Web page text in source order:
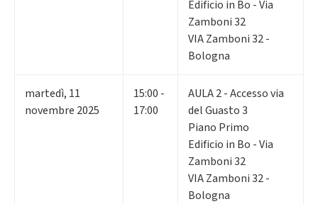
Edificio in Bo - Via
Zamboni 32
VIA Zamboni 32 -
Bologna
martedì, 11
novembre 2025
15:00 -
17:00
AULA 2 - Accesso via
del Guasto 3
Piano Primo
Edificio in Bo - Via
Zamboni 32
VIA Zamboni 32 -
Bologna